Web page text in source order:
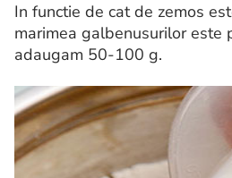
In functie de cat de zemos
marimea galbenusurilor este
adaugam 50-100 g.